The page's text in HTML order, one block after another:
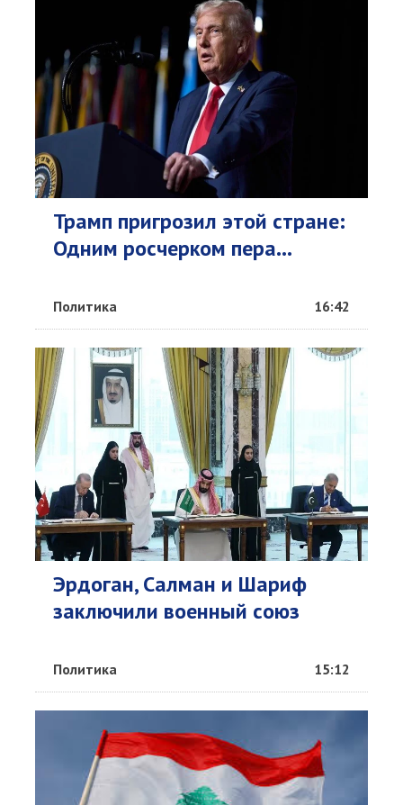
Трамп пригрозил этой стране:
Одним росчерком пера...
Политика 16:42
Эрдоган, Салман и Шариф
заключили военный союз
Политика 15:12